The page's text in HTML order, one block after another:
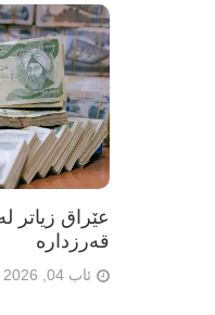
قەرزدارە
ئاب 04, 2026